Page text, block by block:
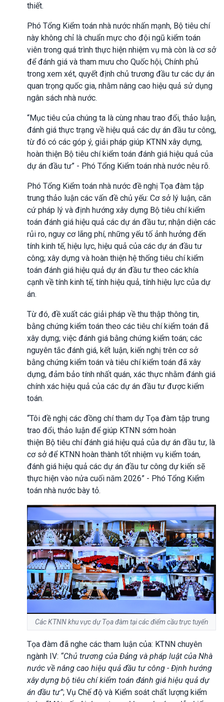
thiết.
Phó Tổng Kiểm toán nhà nước nhấn mạnh, Bộ tiêu chí
này không chỉ là chuẩn mực cho đội ngũ kiểm toán
viên trong quá trình thực hiện nhiệm vụ mà còn là cơ sở
để đánh giá và tham mưu cho Quốc hội, Chính phủ
trong xem xét, quyết định chủ trương đầu tư các dự án
quan trọng quốc gia, nhằm nâng cao hiệu quả sử dụng
ngân sách nhà nước.
“Mục tiêu của chúng ta là cùng nhau trao đổi, thảo luận,
đánh giá thực trạng về hiệu quả các dự án đầu tư công,
từ đó có các góp ý, giải pháp giúp KTNN xây dựng,
hoàn thiện Bộ tiêu chí kiểm toán đánh giá hiệu quả của
dự án đầu tư” - Phó Tổng Kiểm toán nhà nước nêu rõ.
Phó Tổng Kiểm toán nhà nước đề nghị Tọa đàm tập
trung thảo luận các vấn đề chủ yếu: Cơ sở lý luận, căn
cứ pháp lý và định hướng xây dựng Bộ tiêu chí kiểm
toán đánh giá hiệu quả các dự án đầu tư; nhận diện các
rủi ro, nguy cơ lãng phí, những yếu tố ảnh hưởng đến
tính kinh tế, hiệu lực, hiệu quả của các dự án đầu tư
công; xây dựng và hoàn thiện hệ thống tiêu chí kiểm
toán đánh giá hiệu quả dự án đầu tư theo các khía
cạnh về tính kinh tế, tính hiệu quả, tính hiệu lực của dự
án.
Từ đó, đề xuất các giải pháp về thu thập thông tin,
bằng chứng kiểm toán theo các tiêu chí kiểm toán đã
xây dựng; việc đánh giá bằng chứng kiểm toán; các
nguyên tắc đánh giá, kết luận, kiến nghị trên cơ sở
bằng chứng kiểm toán và tiêu chí kiểm toán đã xây
dựng, đảm bảo tính nhất quán, xác thực nhằm đánh giá
chính xác hiệu quả của các dự án đầu tư được kiểm
toán.
“Tôi đề nghị các đồng chí tham dự Tọa đàm tập trung
trao đổi, thảo luận để giúp KTNN sớm hoàn
thiện Bộ tiêu chí đánh giá hiệu quả của dự án đầu tư, là
cơ sở để KTNN hoàn thành tốt nhiệm vụ kiểm toán,
đánh giá hiệu quả các dự án đầu tư công dự kiến sẽ
thực hiện vào nửa cuối năm 2026” - Phó Tổng Kiểm
toán nhà nước bày tỏ.
Các KTNN khu vực dự Tọa đàm tại các điểm cầu trực tuyến
Tọa đàm đã nghe các tham luận của: KTNN chuyên
ngành IV: “Chủ trương của Đảng và pháp luật của Nhà
nước về nâng cao hiệu quả đầu tư công - Định hướng
xây dựng bộ tiêu chí kiểm toán đánh giá hiệu quả dự
án đầu tư”; Vụ Chế độ và Kiểm soát chất lượng kiểm